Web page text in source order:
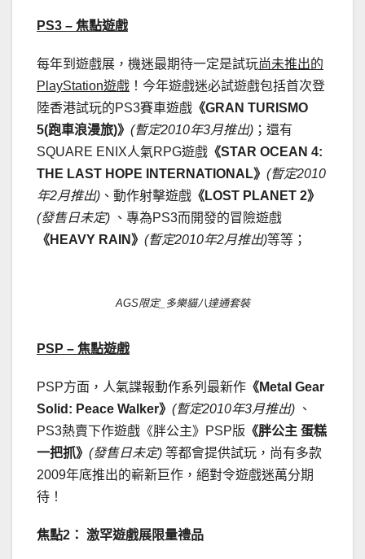
PS3 – 焦點遊戲
每年到遊戲展，機迷最期待一定是試玩尚未推出的
PlayStation遊戲 ！今年遊戲迷必試遊戲包括首次登
陸香港試玩的PS3賽車遊戲 《GRAN TURISMO
5(跑車浪漫旅)》 (暫定2010年3月推出) ；還有
SQUARE ENIX人氣RPG遊戲 《STAR OCEAN 4:
THE LAST HOPE INTERNATIONAL》 (暫定2010
年2月推出) 、動作射擊遊戲 《LOST PLANET 2》
(發售日未定) 、專為PS3而開發的冒險遊戲
《HEAVY RAIN 》 (暫定2010年2月推出)等等；
AGS限定_多樂貓八達通套裝
PSP – 焦點遊戲
PSP方面，人氣諜報動作系列最新作 《Metal Gear
Solid: Peace Walker》 (暫定2010年3月推出) 、
PS3熱賣下作遊戲《胖公主》PSP版 《胖公主 蛋糕
一把抓》 (發售日未定) 等都會提供試玩，尚有多款
2009年底推出的嶄新巨作，絕對令遊戲迷萬分期
待！
焦點2 ： 激罕遊戲展限量禮品